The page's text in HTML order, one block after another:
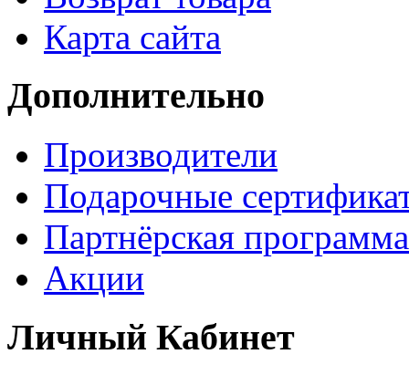
Карта сайта
Дополнительно
Производители
Подарочные
Партнёрская программа
Акции
Личный Кабинет